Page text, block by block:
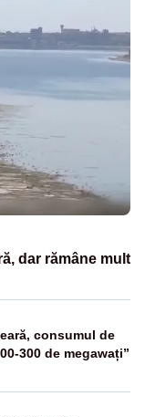
dar rămâne mult
consumul de
300 de megawați”